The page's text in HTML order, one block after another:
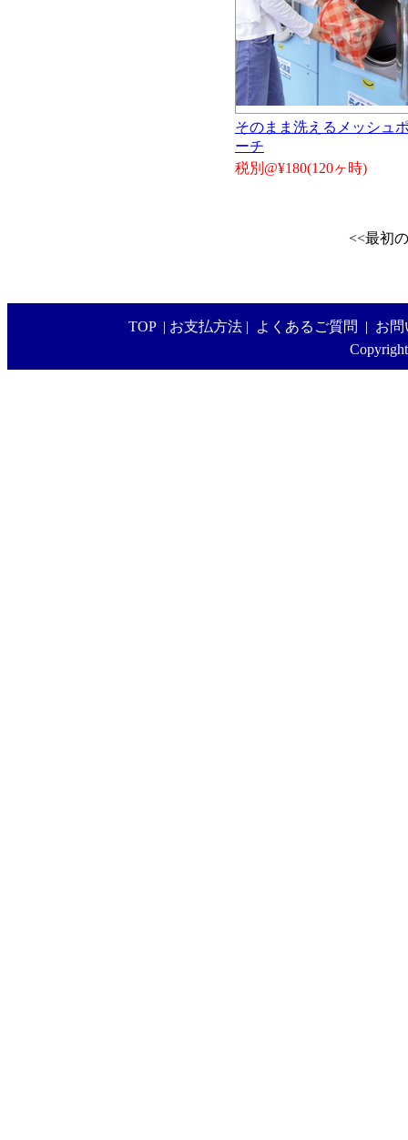
そのまま洗えるメッシュ
ーチ
税別@¥180(120ヶ時)
<<最初
TOP | お支払方法 | よくあるご質問 | お